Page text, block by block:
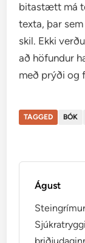
bitastætt má
texta, þar
skil. Ekki
að höfundur
með prýði og
TAGGED BÓK
Águst